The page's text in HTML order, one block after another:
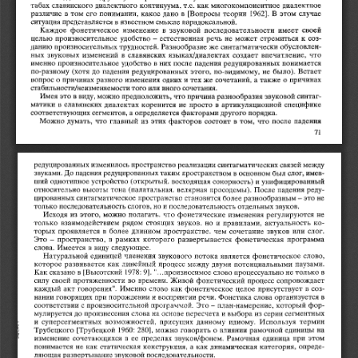
табах
  славянского  диалектного  континуума,  т.е.  как  многокомпонентное  диалектное
различие
  в
том  его  понимании, какое  дано в [Вопросы  теории  1962].
  В
этом
  случае
ситуация  представляется  в известном смысле  парадоксальной.
Каждое   фонетическое   изменение
  в
звуковой  последовательности   имеет   своей
целью  произносительное
  удобство
-
  естественная  речь  не  может  стремиться
  к
соз-
данию  произносительных  трудностей.  Разнообразие  же  синтагматически  обусловлен-
ных  звуковых   изменений в славянских  языках/диалектах   создает  впечатление,  что
именно
  произносительное
  удобство
в них  после  падения редуцированных  понимается
по-разному  (хотя  до  падения  редуцированных  этого,  по-видимому,  не  было).
  Встает
вопрос о причинах  разного  изменения  одних  и тех  же  сочетаний, а также
  о
причинах
стабильности/неизменяемости того  или иного сочетания.
Имея это в виду, можно  предположить,  что  причина разнообразия  звуковой  синтаг-
матики в славянских  диалектах  коренится  не  просто
  в
артикуляционной  специфике
соответствующих  сегментов, а определяется  факторами другого
  порядка.
Можно
  думать,
  что  главный  из  этих  факторов  состоит
  в
том,  что  после  падения
71
редуцированных  изменилось  пространство  реализации  синтагматических  связей
  между
звуками. До  падения редуцированных  таким пространством  в основном был  слог, имев-
ший
  однотипное  устройство  (открытый,  восходящая  сонорность)  и унифицированный
относительно  высоты  тона  (палатальная,  велярная  просодемы).  После  падения
  реду-
цированных  синтагматическое  пространство  становится  более  разнообразным -  это  не
только  последовательность  слогов,  но и последовательность  отдельных  звуков.
Исходя  из  этого,  можно  полагать,  что  фонетические  изменения
  регулируются
  не
только  взаимодействием  рядом  стоящих  звуков,  но  и  правилами,  актуальность   ко-
торых  проявляется  в  более  длинном  пространстве,  чем  сочетание  звуков  или  слог.
Это  — пространство,  в  рамках  которого  развертывается   фонетическая   программа
слова.  Имеется  в
  виду
  следующее.
Натуральной  единицей  членения  звукового  потока  является  фонетическое  слово,
которое  развивается  как  линейный  процесс
  между
  двумя
  потенциальными  паузами.
Как
  сказано  в [Высотский  1978:  9]. "...произносимое  слово  процессуально  не только  в
силу  своей  протяженности  во  времени.  Живой  фонетический  процесс  сопровождает
каждый  акт  говорения".  Именно  слово  как  фонетическое  целое
  присутствует
  в  соз-
нании
  говорящих  при порождении  и восприятии речи.  Фонетика  слова  организуется  в
соответствии  с произносительной  программой.  Это  -  план-намерение, который  фор-
мулируется  до  произнесения слова  на  основе  пересчета  и выбора  из  серии  сегментных
и
  суперсегментных   возможностей,   присущих   данному   идиому.   Используя   термин
Трубецкого  [Трубецкой  1960:  280],  можно  говорить  о  влиянии рамочной  единицы  на
изменение  сочетающихся   в  ее  пределах  звуков/фонем.  Рамочная  единица  при  этом
понимается  не  как  статическая  конструкция,  а  как  динамическая  категория,  опреде-
ляющая  развертывание  звуковой  последовательности.